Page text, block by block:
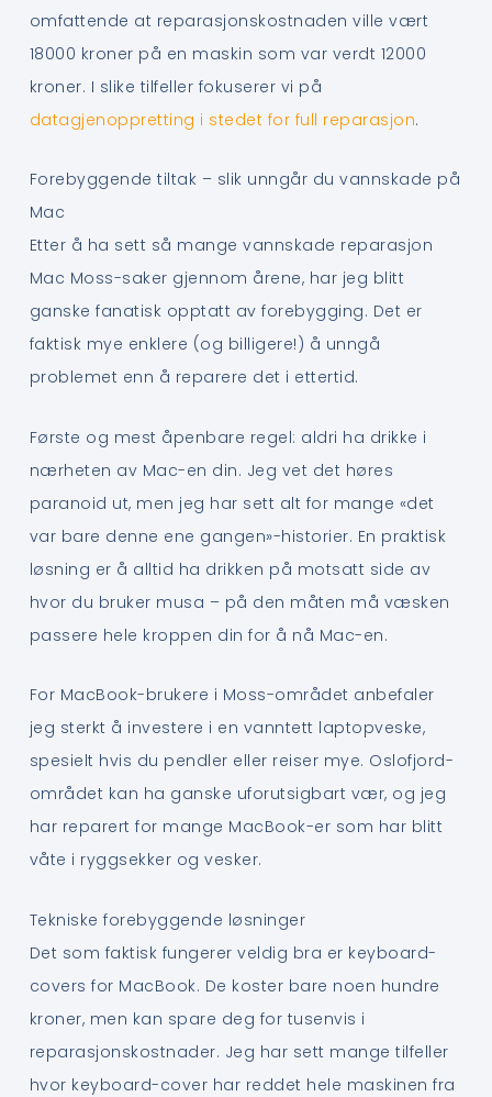
omfattende at reparasjonskostnaden ville vært
18000 kroner på en maskin som var verdt 12000
kroner. I slike tilfeller fokuserer vi på
datagjenoppretting i stedet for full reparasjon.
Forebyggende tiltak – slik unngår du vannskade på
Mac
Etter å ha sett så mange vannskade reparasjon
Mac Moss-saker gjennom årene, har jeg blitt
ganske fanatisk opptatt av forebygging. Det er
faktisk mye enklere (og billigere!) å unngå
problemet enn å reparere det i ettertid.
Første og mest åpenbare regel: aldri ha drikke i
nærheten av Mac-en din. Jeg vet det høres
paranoid ut, men jeg har sett alt for mange «det
var bare denne ene gangen»-historier. En praktisk
løsning er å alltid ha drikken på motsatt side av
hvor du bruker musa – på den måten må væsken
passere hele kroppen din for å nå Mac-en.
For MacBook-brukere i Moss-området anbefaler
jeg sterkt å investere i en vanntett laptopveske,
spesielt hvis du pendler eller reiser mye. Oslofjord-
området kan ha ganske uforutsigbart vær, og jeg
har reparert for mange MacBook-er som har blitt
våte i ryggsekker og vesker.
Tekniske forebyggende løsninger
Det som faktisk fungerer veldig bra er keyboard-
covers for MacBook. De koster bare noen hundre
kroner, men kan spare deg for tusenvis i
reparasjonskostnader. Jeg har sett mange tilfeller
hvor keyboard-cover har reddet hele maskinen fra